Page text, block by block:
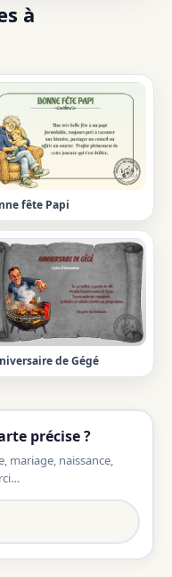
à
fête Papi
de Gégé
précise ?
mariage, naissance,